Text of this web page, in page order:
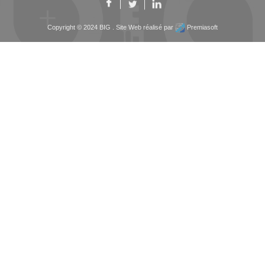
Copyright © 2024 BIG . Site Web réalisé par Premiasoft